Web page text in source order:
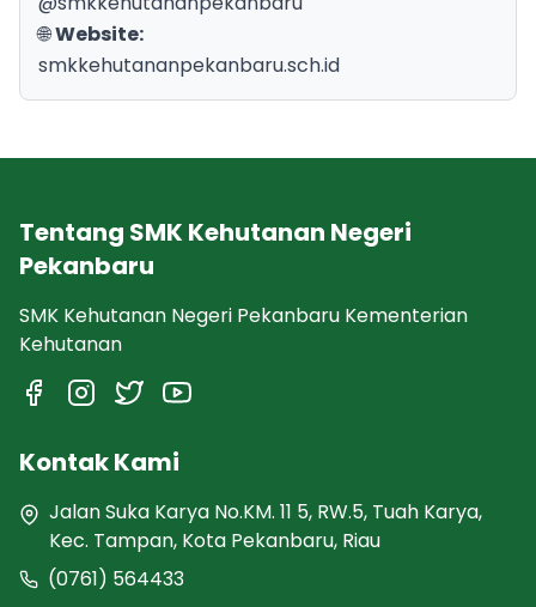
🌐Website:
smkkehutananpekanbaru.sch.id
Tentang SMK Kehutanan Negeri
Pekanbaru
SMK Kehutanan Negeri Pekanbaru Kementerian
Kehutanan
Kontak Kami
Jalan Suka Karya No.KM. 11 5, RW.5, Tuah Karya,
Kec. Tampan, Kota Pekanbaru, Riau
(0761) 564433